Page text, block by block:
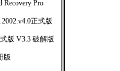
Recovery Pro
正式版
版 V3.3 破解版
版